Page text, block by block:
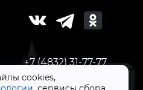
cookies,
+7 (4832) 31-77-77